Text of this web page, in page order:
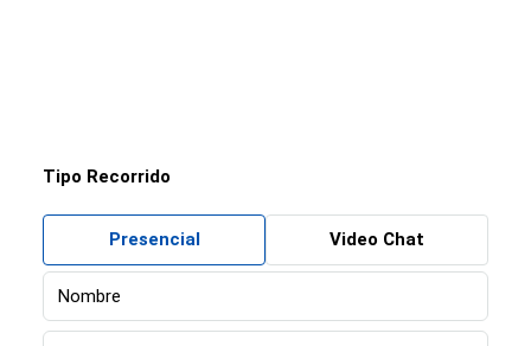
Tipo Recorrido
Presencial Video Chat